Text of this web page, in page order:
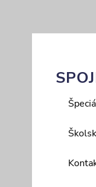
content